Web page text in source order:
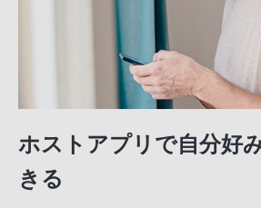
ホストアプリで自分好
きる